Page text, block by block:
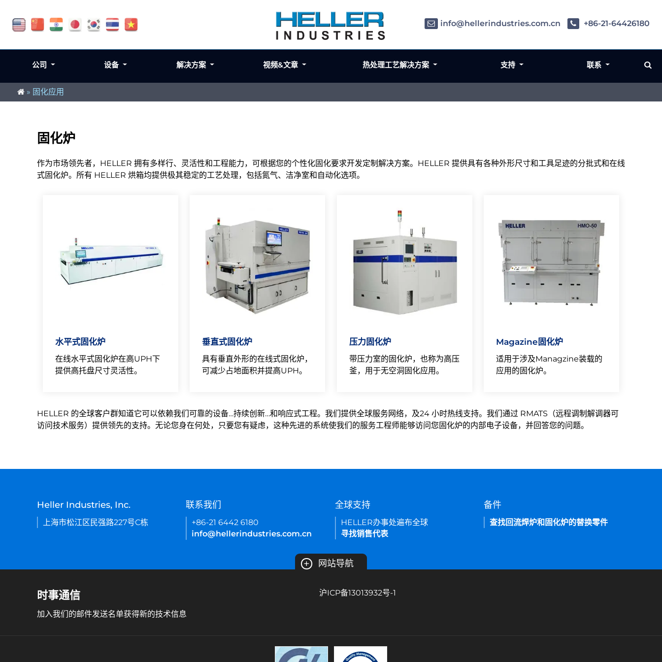
» 固化应用
固化炉
作为市场领先者，HELLER 拥有多样行、灵活性和工程能力，可根据您的个性化固化要求开发定制解决方案。HELLER 提供具有各种外形尺寸和工具足迹的分批式和在线
式固化炉。所有 HELLER 烘箱均提供极其稳定的工艺处理，包括氮气、洁净室和自动化选项。
水平式固化炉
在线水平式固化炉在高UPH下
提供高托盘尺寸灵活性。
垂直式固化炉
具有垂直外形的在线式固化炉，
可减少占地面积并提高UPH。
压力固化炉
带压力室的固化炉，也称为高压
釜，用于无空洞固化应用。
Magazine固化炉
适用于涉及Managzine装载的
应用的固化炉。
HELLER 的全球客户群知道它可以依赖我们可靠的设备…持续创新…和响应式工程。我们提供全球服务网络，及24 小时热线支持。我们通过 RMATS（远程调制解调器可
访问技术服务）提供领先的支持。无论您身在何处，只要您有疑虑，这种先进的系统使我们的服务工程师能够访问您固化炉的内部电子设备，并回答您的问题。
info@hellerindustries.com.cn +86-21-64426180
公司 设备 解决方案 视频&文章 热处理工艺解决方案 支持 联系
Heller Industries, Inc.
上海市松江区民强路227号C栋
联系我们
+86-21 6442 6180
info@hellerindustries.com.cn
全球支持
HELLER办事处遍布全球
寻找销售代表
备件
查找回流焊炉和固化炉的替换零件
+ 网站导航
时事通信
加入我们的邮件发送名单获得新的技术信息
沪ICP备13013932号-1